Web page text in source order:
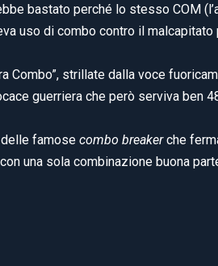
bastato perché lo stesso COM
uso di combo contro il
Combo”, strillate dalla voce
guerriera che però serviva ben
famose combo breakerche
una sola combinazione buona